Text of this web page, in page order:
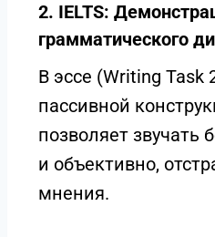
2. IELTS:
грамматического
В эссе (Writing Task
пассивной
позволяет звучать
и объективно,
мнения.